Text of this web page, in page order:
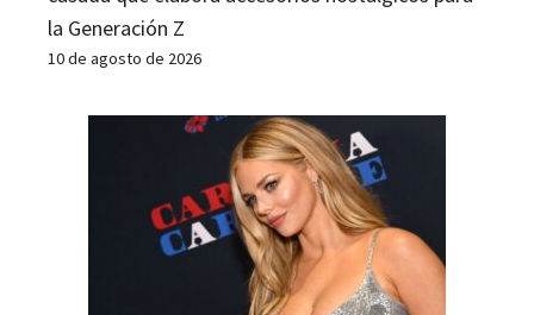
la Generación Z
10 de agosto de 2026